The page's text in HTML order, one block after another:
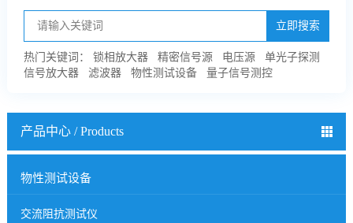
立即搜索
热门关键词：锁相放大器 精密信号源 电压源
单光子探测
信号放大器
滤波器 物性测试设备 量子信号测控
产品中心 / Products
物性测试设备
交流阻抗测试仪